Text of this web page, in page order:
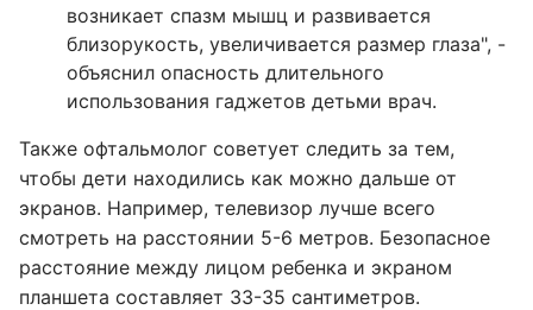
возникает спазм мышц и развивается
близорукость, увеличивается размер глаза", -
объяснил опасность длительного
использования гаджетов детьми врач.
Также офтальмолог советует следить за тем,
чтобы дети находились как можно дальше от
экранов. Например, телевизор лучше всего
смотреть на расстоянии 5-6 метров. Безопасное
расстояние между лицом ребенка и экраном
планшета составляет 33-35 сантиметров.